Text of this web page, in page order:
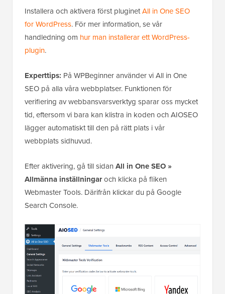
Installera och aktivera först pluginetAll in One SEO
for WordPress. För mer information, se vår
handledning om hur man installerar ett WordPress-
plugin.
Experttips: På WPBeginner använder vi All in One
SEO på alla våra webbplatser. Funktionen för
verifiering av webbansvarsverktyg sparar oss mycket
tid, eftersom vi bara kan klistra in koden och AIOSEO
lägger automatiskt till den på rätt plats i vår
webbplats sidhuvud.
Efter aktivering, gå till sidan All in One SEO »
Allmänna inställningaroch klicka på fliken
Webmaster Tools. Därifrån klickar du på Google
Search Console.